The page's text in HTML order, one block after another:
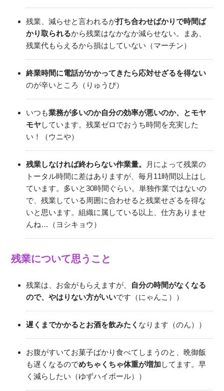
残業、減らせと言われるが打ち合わせばかりで時間ば
かり取られるから残業はなかなか減らせない。まあ、
残業代もらえるから損はしていない（マーチン）
終業時間に電話がかかってきたら応対せざるを得ない
のが辛いところ（りゅうぴ）
いつも業務が多いのか自分の効率が悪いのか、とモヤ
モヤしています。残業ゼロでおうち時間を充実した
い！（ウニや）
残業しなければ終わらない作業量。
月によって残業の
トータル時間に差はありますが、毎月11時間以上はし
ています。多いと30時間ぐらい。単独作業ではないの
で、残業している周囲に合わせると残業せざるを得な
いと思います。組織に属している以上、仕方ありませ
んね…（ヨシキョウ）
残業について思うこと
残業は、お金がもらえますが、 自分の時間がなくなる
ので、やはりない方がいいです（にゃんこ））
遅くまでかかるとお酒を飲みたく なります（のん））
お腹がすいてお菓子ばかり食べてしまうのと、晩御飯
も遅くなるのでめちゃくちゃ体重が増加 してます。早
く減らしたい（ゆずハイボール））